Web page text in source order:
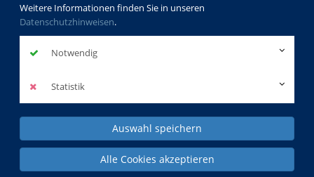
Weitere Informationen finden Sie in unseren
Datenschutzhinweisen.
Notwendig
Statistik
Auswahl speichern
Alle Cookies akzeptieren